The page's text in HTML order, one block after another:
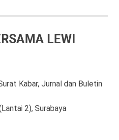
LEWI
Kabar, Jurnal dan Buletin
2), Surabaya